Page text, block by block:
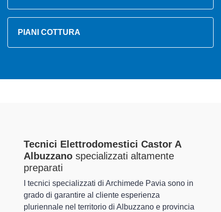
PIANI COTTURA
Tecnici Elettrodomestici Castor A
Albuzzano specializzati altamente
preparati
I tecnici specializzati di Archimede Pavia sono in
grado di garantire al cliente esperienza
pluriennale nel territorio di Albuzzano e provincia